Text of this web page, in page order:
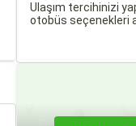
Ulaşım tercihinizi
otobüs seçenekleri